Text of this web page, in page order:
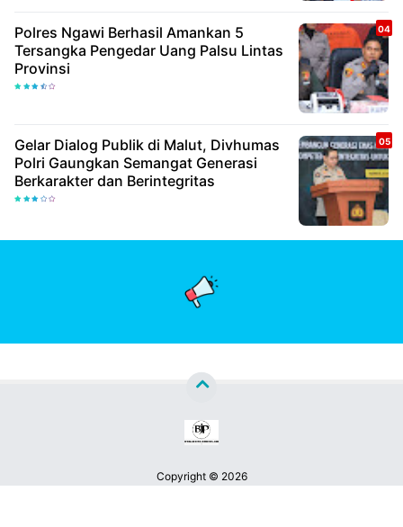
Polres Ngawi Berhasil Amankan 5
Tersangka Pengedar Uang Palsu Lintas
Provinsi
Gelar Dialog Publik di Malut, Divhumas
Polri Gaungkan Semangat Generasi
Berkarakter dan Berintegritas
Copyright © 2026
Berita Jatim Pos™